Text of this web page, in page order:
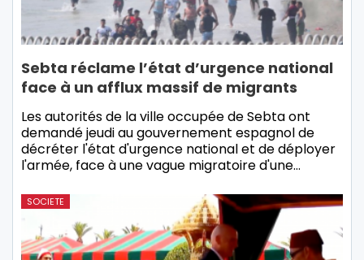
Sebta réclame l’état d’urgence national
face à un afflux massif de migrants
Les autorités de la ville occupée de Sebta ont
demandé jeudi au gouvernement espagnol de
décréter l'état d'urgence national et de déployer
l'armée, face à une vague migratoire d'une…
SOCIETE